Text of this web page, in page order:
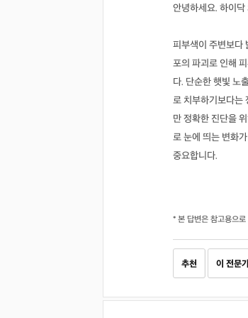
안녕하세요. 하이
피부색이 주변보다
포의 파괴로 인해
다. 단순한 햇빛 노
로 치부하기보다는
만 정확한 진단을
로 눈에 띄는 변화
중요합니다.
* 본 답변은 참고용으
추천 이 전문